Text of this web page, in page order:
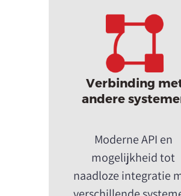
Verbinding
andere
Moderne API en
mogelijkheid tot
naadloze integratie